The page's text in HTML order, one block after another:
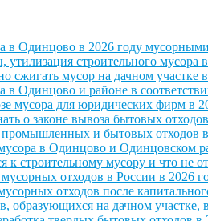
в Одинцово в 2026 году
строительного мусора
сжигать мусор на дачном участке
в Одинцово и районе в
мусора для юридических фирм в
о законе вывоза бытовых
промышленных и бытовых отходов
в Одинцово и Одинцовском
к строительному мусору и что не
отходов в России в 2026
отходов после
образующихся на дачном участке,